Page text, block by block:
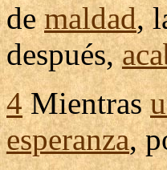
demaldad,
después,
4Mientras
esperanza,